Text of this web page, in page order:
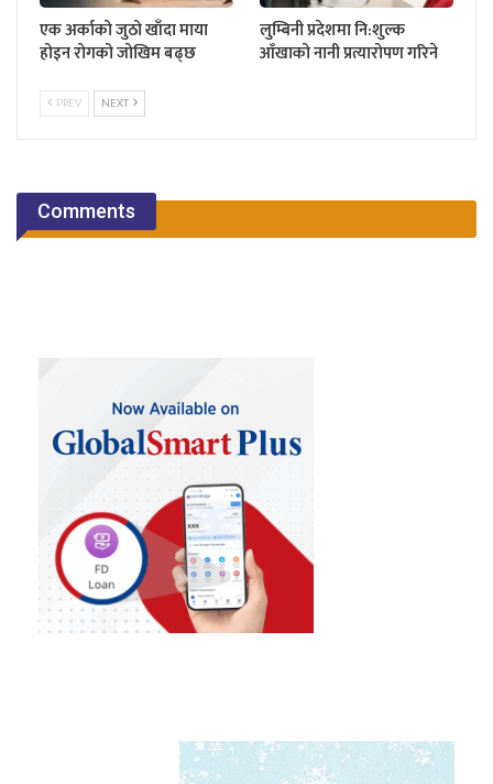
एक अर्काको जुठो खाँदा माया
होइन रोगको जोखिम बढ्छ
लुम्बिनी प्रदेशमा नि:शुल्क
आँखाको नानी प्रत्यारोपण गरिने
PREV NEXT
Comments